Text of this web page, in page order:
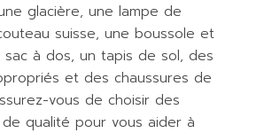
glacière, une lampe de
suisse, une boussole et
à dos, un tapis de sol, des
et des chaussures de
vous de choisir des
qualité pour vous aider à